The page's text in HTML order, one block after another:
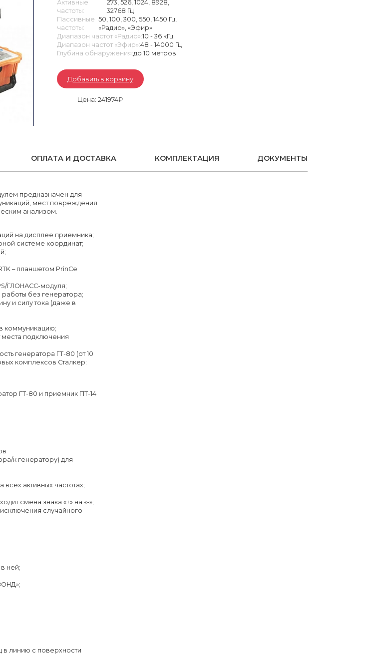
Активные
частоты:
273, 526, 1024, 8928,
32768 Гц
Пассивные
частоты:
50, 100, 300, 550, 1450 Гц,
«Радио», «Эфир»
Диапазон частот «Радио»:10 - 36 кГц
Диапазон частот «Эфир»:48 - 14000 Гц
Глубина обнаружения:до 10 метров
Добавить в корзину
Цена: 241974₽
ОПЛАТА И ДОСТАВКА КОМПЛЕКТАЦИЯ ДОКУМЕНТЫ
предназначен для
мест повреждения
анализом.
на дисплее приемника;
системе координат;
– планшетом PrinCe
ГЛОНАСС-модуля;
без генератора;
и силу тока (даже в
коммуникацию;
места подключения
генератора ГТ-80 (от 10
комплексов Сталкер:
ГТ-80 и приемник ПТ-14
к генератору) для
активных частотах;
смена знака «+» на «-»;
случайного
ней;
в линию с поверхности
Название компании